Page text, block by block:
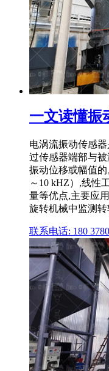
一文读懂振
电涡流振动传感
过传感器端部与
振动位移或幅值
～10 kHZ）,线性
量等优点,主要应
旋转机械中监测转
联系电话: 180